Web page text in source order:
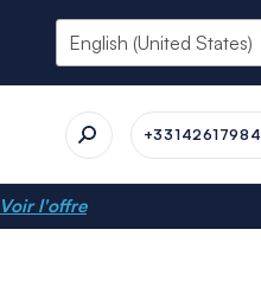
+33142617984
Voir l'offre